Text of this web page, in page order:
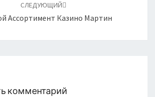
СЛЕДУЮЩИЙ
Ассортимент Казино Мартин
комментарий